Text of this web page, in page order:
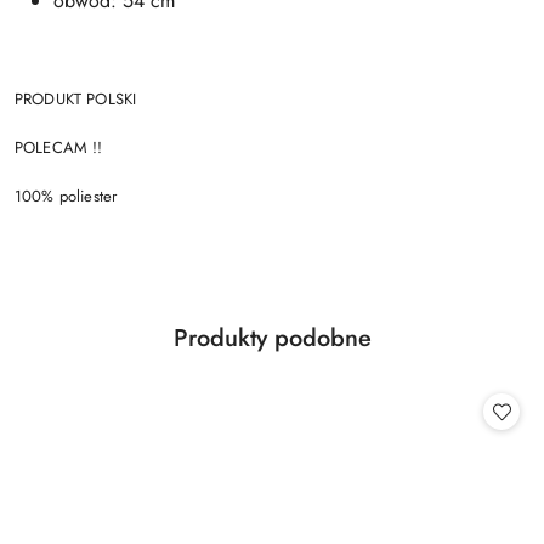
PRODUKT POLSKI
POLECAM !!
100% poliester
Pomiń karuzelę produktów
Produkty
Produkty podobne